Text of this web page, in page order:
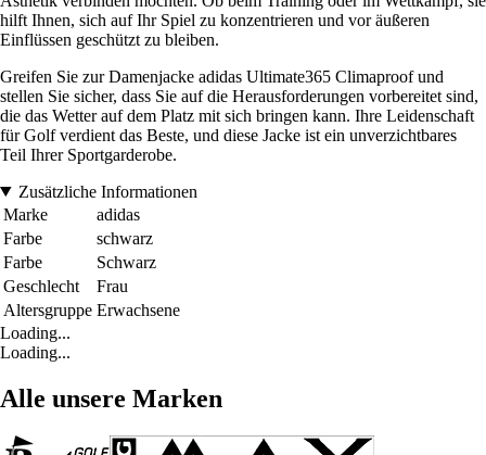
hilft Ihnen, sich auf Ihr Spiel zu konzentrieren und vor äußeren
Einflüssen geschützt zu bleiben.
Greifen Sie zur Damenjacke adidas Ultimate365 Climaproof und
stellen Sie sicher, dass Sie auf die Herausforderungen vorbereitet sind,
die das Wetter auf dem Platz mit sich bringen kann. Ihre Leidenschaft
für Golf verdient das Beste, und diese Jacke ist ein unverzichtbares
Teil Ihrer Sportgarderobe.
Zusätzliche Informationen
Marke
adidas
Farbe
schwarz
Farbe
Schwarz
Geschlecht
Frau
Altersgruppe Erwachsene
Loading...
Loading...
Alle unsere Marken